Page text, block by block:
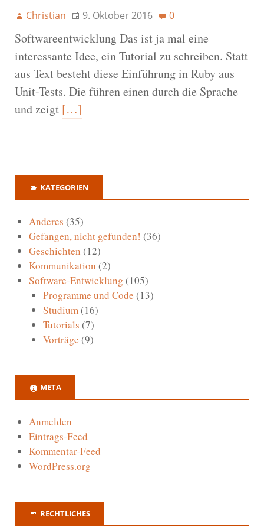
Christian 9. Oktober 2016 0
Softwareentwicklung Das ist ja mal eine
interessante Idee, ein Tutorial zu schreiben. Statt
aus Text besteht diese Einführung in Ruby aus
Unit-Tests. Die führen einen durch die Sprache
und zeigt […]
KATEGORIEN
Anderes (35)
Gefangen, nicht gefunden! (36)
Geschichten (12)
Kommunikation (2)
Software-Entwicklung (105)
Programme und Code (13)
Studium(16)
Tutorials (7)
Vorträge (9)
META
Anmelden
Eintrags-Feed
Kommentar-Feed
WordPress.org
RECHTLICHES